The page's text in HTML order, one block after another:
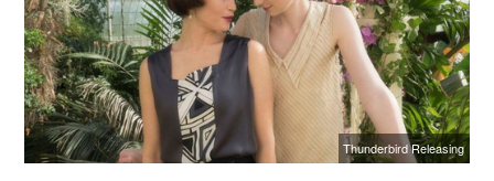
Thunderbird Releasing